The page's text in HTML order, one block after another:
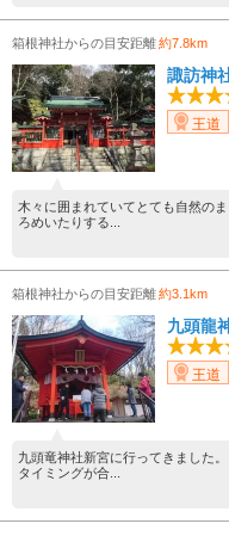
箱根神社からの目安距離約7.8km
諏訪神
王道
木々に囲まれていてとても自然の
ろめいたりする...
箱根神社からの目安距離約3.1km
九頭龍
王道
九頭竜神社新宮に行ってきました
タイミングが合...